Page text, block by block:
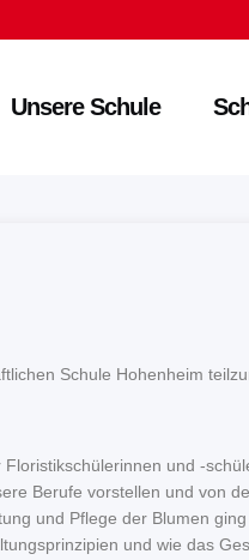
Unsere Schule
Schule Hohenheim
und -
Berufe vorstellen und von
und Pflege der Blumen
und wie das